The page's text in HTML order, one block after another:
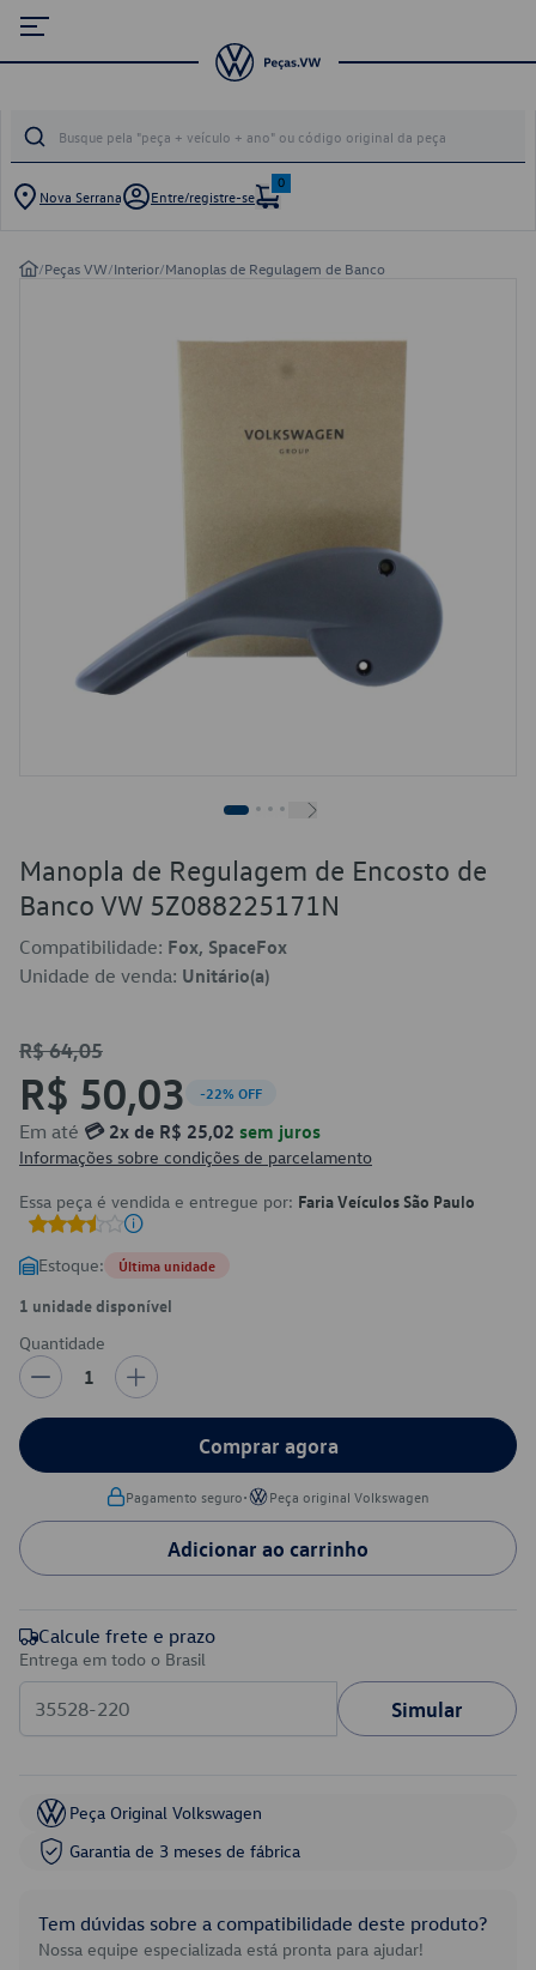
Nova Serrana Entre/registre-se
0
/Peças VW/Interior/Manoplas de Regulagem de Banco
Manopla de Regulagem de Encosto de
Banco VW 5Z088225171N
Compatibilidade: Fox, SpaceFox
Unidade de venda: Unitário(a)
R$ 64,05
R$ 50,03 -22% OFF
Em até 💳 2x de R$ 25,02 sem juros
Informações sobre condições de parcelamento
Essa peça é vendida e entregue por: Faria Veículos São Paulo
Estoque: Última unidade
1 unidade disponível
Quantidade
1
Comprar agora
Pagamento seguro• Peça original Volkswagen
Adicionar ao carrinho
Calcule frete e prazo
Entrega em todo o Brasil
Simular
Peça Original Volkswagen
Garantia de 3 meses de fábrica
Tem dúvidas sobre a compatibilidade deste produto?
Nossa equipe especializada está pronta para ajudar!